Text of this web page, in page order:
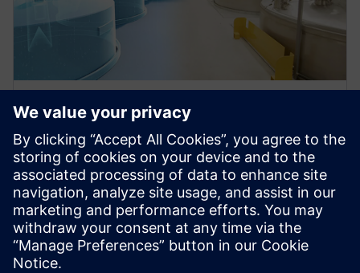
WEBINAIRE
Learn about benefits of a
Complete Service Lifecycle with
a Digital Thread for Service
Catch this free Service Lifecycle Management virtual
seminar to learn how you can benefit from a
complete service lifecycle